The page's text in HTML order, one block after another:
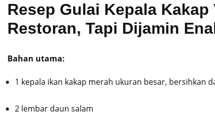
Resep Gulai Kepala
Restoran, Tapi Dijamin
Bahan utama:
1 kepala ikan kakap merah ukuran besar, bersihkan
2 lembar daun salam